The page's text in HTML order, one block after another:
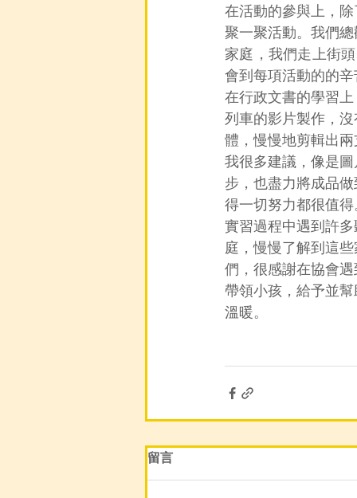
在活動的參與上，
聚一聚活動。我們
家庭，我們走上街
會到每項活動的的辛
在行政文書的學習
列車的影片製作，
體，慢慢地剪輯出
我很多建議，像是
步，也盡力將成品
得一切努力都很值得
實習過程中遇到許
庭，慢慢了解到這
們，很感謝在協會
帶領小孩，給予並
溫暖。
留言